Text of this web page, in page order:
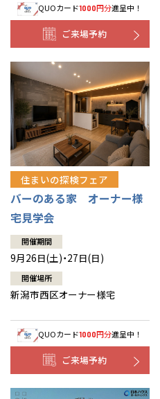
QUOカード1000円分進呈中！
ご来場予約
住まいの探検フェア
バーのある家 オーナー様
宅見学会
開催期間
9月26日(土)・27日(日)
開催場所
新潟市西区オーナー様宅
QUOカード1000円分進呈中！
ご来場予約